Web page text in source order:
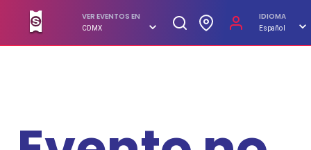
VER EVENTOS EN
CDMX
IDIOMA
Español
SUPERBOLETOS. No hagas filas, compra en línea